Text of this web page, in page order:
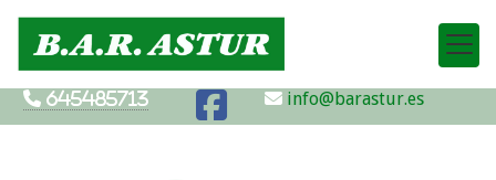
645485713 info@barastur.es